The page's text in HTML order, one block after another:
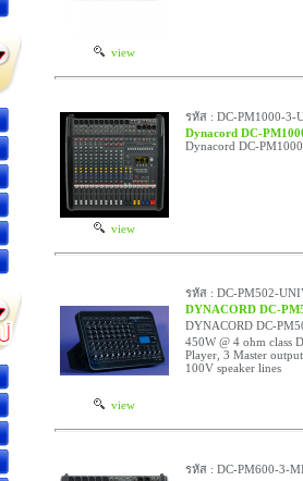
view
view
รหัส : DC-PM1000-3-
Dynacord DC-
Dynacord DC-
view
รหัส : DC-PM502-
DYNACORD DC-
DYNACORD DC-
450W @ 4 ohm class
Player, 3 Master
100V speaker lines
รหัส : DC-PM600-3-